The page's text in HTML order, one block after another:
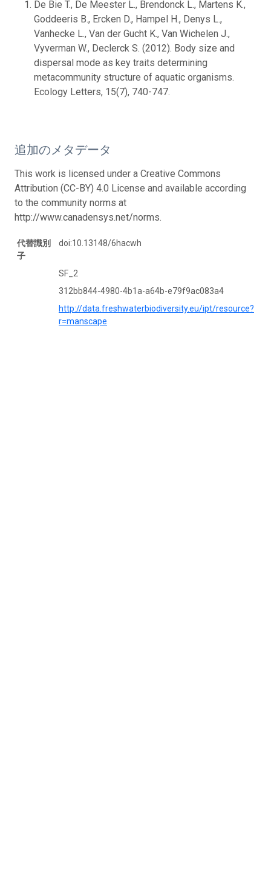
De Bie T., De Meester L., Brendonck L., Martens K.,
Goddeeris B., Ercken D., Hampel H., Denys L.,
Vanhecke L., Van der Gucht K., Van Wichelen J.,
Vyverman W., Declerck S. (2012). Body size and
dispersal mode as key traits determining
metacommunity structure of aquatic organisms.
Ecology Letters, 15(7), 740-747.
追加のメタデータ
This work is licensed under a Creative Commons
Attribution (CC-BY) 4.0 License and available according
to the community norms at
http://www.canadensys.net/norms.
代替識別
子
doi:10.13148/6hacwh
SF_2
312bb844-4980-4b1a-a64b-e79f9ac083a4
http://data.freshwaterbiodiversity.eu/ipt/resource?
r=manscape